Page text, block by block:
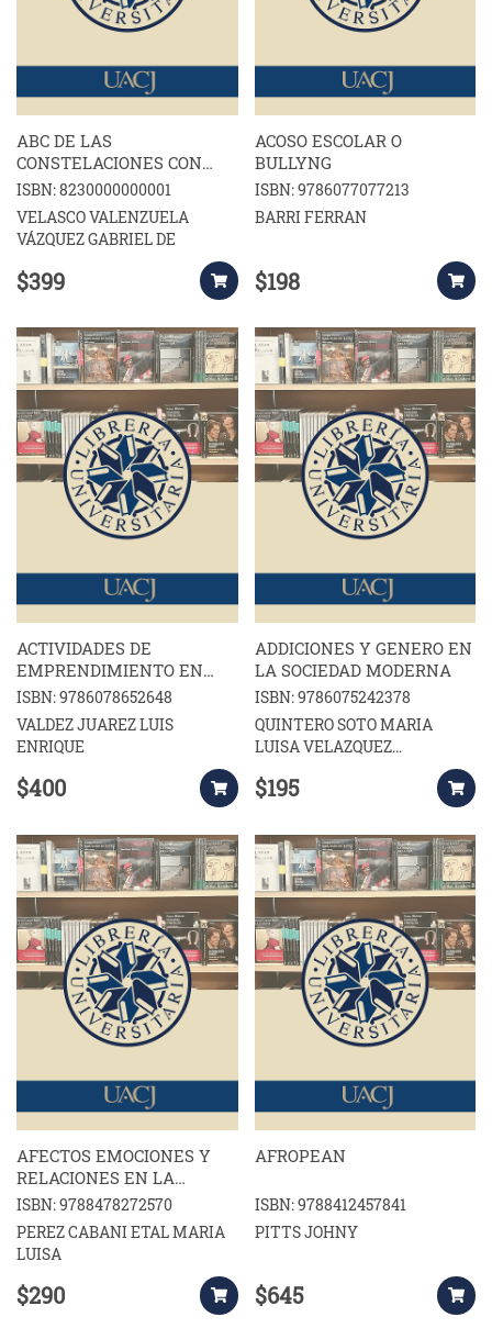
ABC DE LAS
CONSTELACIONES CON
ENFOQUE CENTRADO EN
SOLUCIONES
ISBN: 8230000000001
VELASCO VALENZUELA
VÁZQUEZ GABRIEL DE
$399
ACOSO ESCOLAR O
BULLYNG
ISBN: 9786077077213
BARRI FERRAN
$198
ACTIVIDADES DE
EMPRENDIMIENTO EN
LAS EMPRESAS DEL
NOROESTE DE MEXICO
ISBN: 9786078652648
VALDEZ JUAREZ LUIS
ENRIQUE
$400
ADDICIONES Y GENERO EN
LA SOCIEDAD MODERNA
ISBN: 9786075242378
QUINTERO SOTO MARIA
LUISA VELAZQUEZ
$195
AFECTOS EMOCIONES Y
RELACIONES EN LA
ESCUELA ANALISIS DE
CINCO SITUACIONES
COTIDIANAS EN
EDUCACION
ISBN: 9788478272570
PEREZ CABANI ETAL MARIA
LUISA
$290
AFROPEAN
ISBN: 9788412457841
PITTS JOHNY
$645